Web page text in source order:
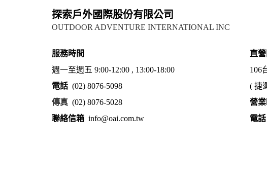
探索戶外國際股份有限公司
OUTDOOR ADVENTURE INTERNATIONAL INC
服務時間
週一至週五 9:00-12:00 , 13:00-18:00
電話 (02) 8076-5098
傳真 (02) 8076-5028
聯絡信箱 info@oai.com.tw
直
106
( 捷
營
電話